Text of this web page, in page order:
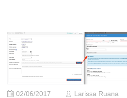
02/06/2017 Larissa Ruana